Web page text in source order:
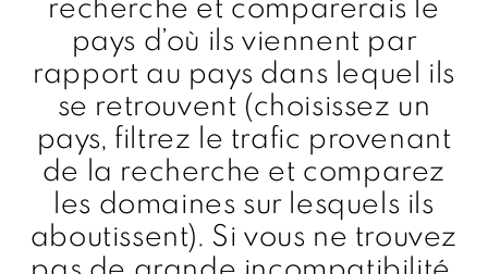
pays d’où ils viennent par
rapport au pays dans lequel ils
se retrouvent (choisissez un
pays, filtrez le trafic provenant
de la recherche et comparez
les domaines sur lesquels ils
aboutissent). Si vous ne trouvez